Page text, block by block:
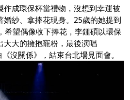
成環保杯當禮物，沒想到幸運被
紗、拿捧花現身。25歲的她提到
希望偶像收下捧花，李鍾碩以環保
大的擁抱寵粉，最後演唱
《沒關係》，結束台北場見面會。